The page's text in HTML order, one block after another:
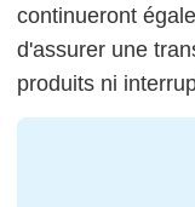
continueront
d'assurer une
produits ni